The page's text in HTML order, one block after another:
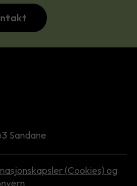
Sandane
(Cookies) og